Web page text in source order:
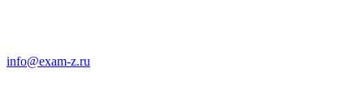
info@exam-z.ru